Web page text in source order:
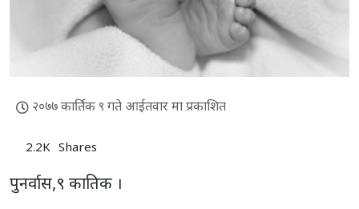
२०७७ कार्तिक ९ गते आईतवार मा प्रकाशित
2.2K Shares
पुनर्वास,९ कातिक ।